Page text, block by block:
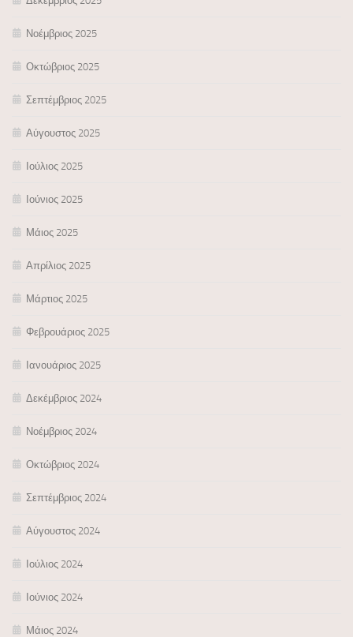
Νοέμβριος 2025
Οκτώβριος 2025
Σεπτέμβριος 2025
Αύγουστος 2025
Ιούλιος 2025
Ιούνιος 2025
Μάιος 2025
Απρίλιος 2025
Μάρτιος 2025
Φεβρουάριος 2025
Ιανουάριος 2025
Δεκέμβριος 2024
Νοέμβριος 2024
Οκτώβριος 2024
Σεπτέμβριος 2024
Αύγουστος 2024
Ιούλιος 2024
Ιούνιος 2024
Μάιος 2024